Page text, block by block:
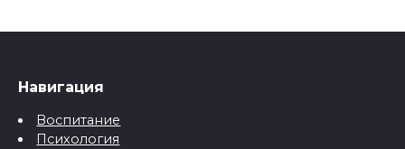
Навигация
Воспитание
Психология